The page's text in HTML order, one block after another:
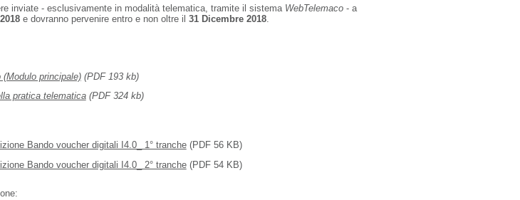
inviate - esclusivamente in modalità telematica, tramite il sistema WebTelemaco- a
e dovranno pervenire entro e non oltre il 31 Dicembre 2018.
principale)(PDF 193 kb)
pratica telematica(PDF 324 kb)
Bando voucher digitali I4.0_ 1° tranche(PDF 56 KB)
Bando voucher digitali I4.0_ 2° tranche(PDF 54 KB)